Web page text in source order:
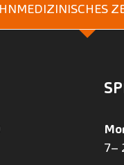
7–